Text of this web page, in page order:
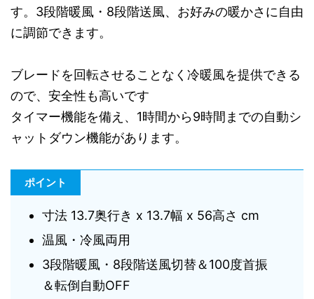
す。3段階暖風・8段階送風、お好みの暖かさに自由
に調節できます。
ブレードを回転させることなく冷暖風を提供できる
ので、安全性も高いです
タイマー機能を備え、1時間から9時間までの自動シ
ャットダウン機能があります。
ポイント
寸法 13.7奥行き x 13.7幅 x 56高さ cm
温風・冷風両用
3段階暖風・8段階送風切替＆100度首振
＆転倒自動OFF